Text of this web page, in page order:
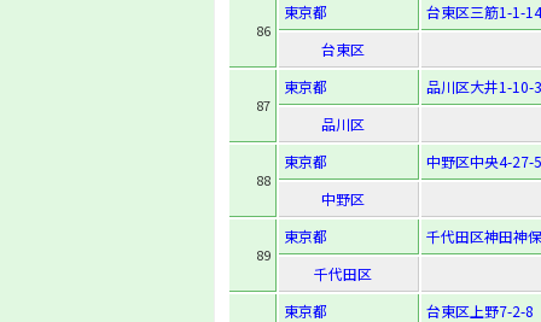
86
東京都
台東区三筋1-1-14
台東区
87
東京都
品川区大井1-10-3
品川区
88
東京都
中野区中央4-27-5
中野区
89
東京都
千代田区神田神
千代田区
東京都
台東区上野7-2-8